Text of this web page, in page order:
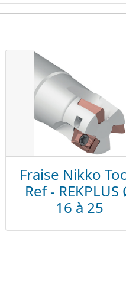
Fraise Nikko
Ref - REKPLUS
16 à 25